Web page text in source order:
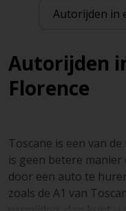
Autorijden
Florence
Toscane is een van
is geen betere
door een auto te
zoals de A1 van